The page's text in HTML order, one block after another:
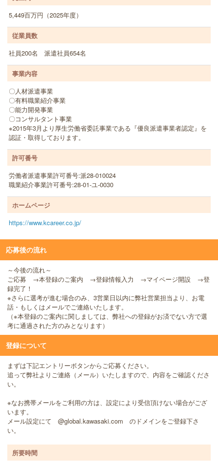
5,449百万円（2025年度）
従業員数
社員200名 派遣社員654名
事業内容
〇人材派遣事業
〇有料職業紹介事業
〇能力開発事業
〇コンサルタント事業
※2015年3月より厚生労働省委託事業である『優良派遣事業者認定』を
認証・取得しております。
許可番号
労働者派遣事業許可番号:派28-010024
職業紹介事業許可番号:28-01-ユ-0030
ホームページ
https://www.kcareer.co.jp/
応募後の流れ
～今後の流れ～
ご応募 →本登録のご案内 →登録情報入力 →マイページ開設 →登
録完了！
※さらに選考が進む場合のみ、3営業日以内に弊社営業担当より、お電
話・もしくはメールでご連絡いたします。
（※本登録のご案内に関しましては、弊社への登録がお済でない方で選
考に通過された方のみとなります）
登録について
まずは下記エントリーボタンからご応募ください。
追って弊社よりご連絡（メール）いたしますので、内容をご確認くださ
い。
※なお携帯メールをご利用の方は、設定により受信頂けない場合がござ
います。
メール設定にて @global.kawasaki.com のドメインをご登録下さ
い。
所要時間